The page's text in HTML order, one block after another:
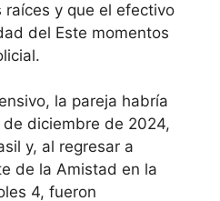
raíces y que el efectivo
del Este momentos
la pareja habría
diciembre de 2024,
y, al regresar a
de la Amistad en la
4, fueron